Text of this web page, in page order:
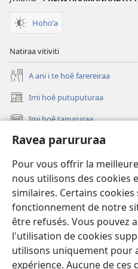
Ravea parururaa
Pour vous offrir la
nous utilisons des cookies
similaires. Certains cookies
fonctionnement de notre
être refusés. Vous pouvez
l'utilisation de cookies
utilisons uniquement pour
expérience. Aucune de ces
Hohoˈa
Natiraa vitiviti
A ani i te hoê farereiraa
Imi hoê putuputuraa
(opens
new Imi hoê tairururaa
(opens
new
window)
Eaha te mea apî
Video
Maimiraa
Te mau ô
(opens
new
window)VAIRAA PAPAI NATIRARA
(opens
new